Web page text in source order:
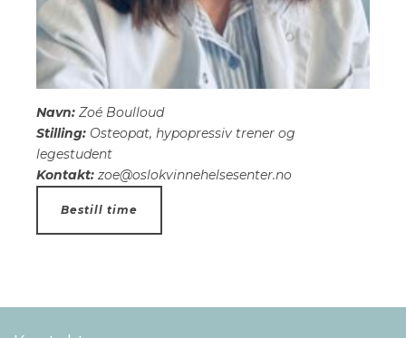
Navn: Zoé Boulloud
Stilling: Osteopat, hypopressiv trener og
legestudent
Kontakt: zoe@oslokvinnehelsesenter.no
Bestill time